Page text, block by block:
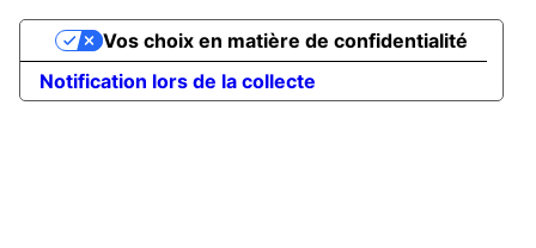
Notification lors de la collecte
Vos choix en matière de confidentialité